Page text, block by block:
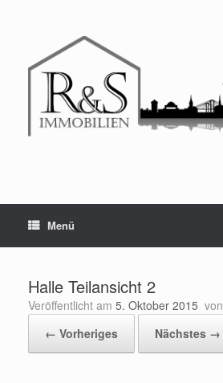
Menü
Halle Teilansicht 2
Veröffentlicht am 5. Oktober 2015 von
← Vorheriges
Nächstes →